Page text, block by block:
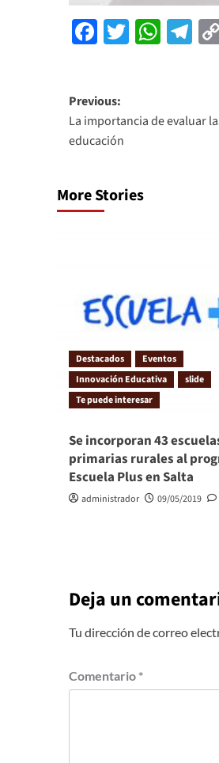
Facebook
Twitter
Previous:
La importancia de evaluar
educación
More Stories
Destacados
Eventos
Innovación Educativa
slide
Te puede interesar
Se incorporan 43
primarias rurales al
Escuela Plus en Salta
administrador 09/05/2019
Deja un
Tu dirección de correo
Comentario *